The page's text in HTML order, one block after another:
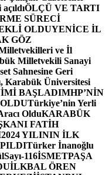
ÖLÇÜ VE TARTI
SÜRECİ
OLDUYENİCE İL
GÖZ
ve İl
Milletvekili Sanayi
Sahnesine Geri
Karabük Üniversitesi
BAŞLADIMHP’NİN
Türkiye’nin Yerli
OlduKARABÜK
FATİH
2024 YILININ İLK
Türker İnanoğlu
Sayı-116İSMETPAŞA
İLKBAL ÖREN